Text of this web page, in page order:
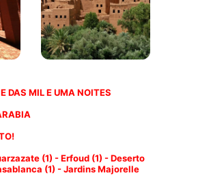
DAS MIL E UMA NOITES
(1) - Erfoud (1) - Deserto
(1) - Jardins Majorelle